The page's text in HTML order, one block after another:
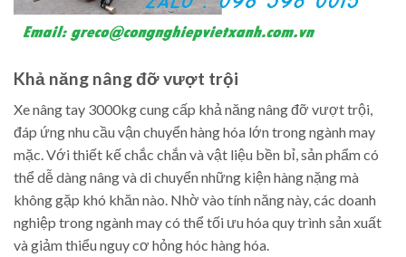
Khả năng nâng đỡ vượt trội
Xe nâng tay 3000kg cung cấp khả năng nâng đỡ vượt trội,
đáp ứng nhu cầu vận chuyển hàng hóa lớn trong ngành may
mặc. Với thiết kế chắc chắn và vật liệu bền bỉ, sản phẩm có
thể dễ dàng nâng và di chuyển những kiện hàng nặng mà
không gặp khó khăn nào. Nhờ vào tính năng này, các doanh
nghiệp trong ngành may có thể tối ưu hóa quy trình sản xuất
và giảm thiểu nguy cơ hỏng hóc hàng hóa.